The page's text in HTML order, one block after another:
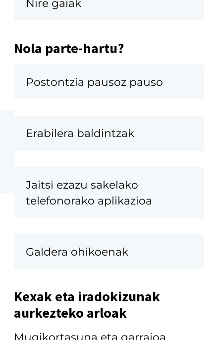
Nire gaiak
Nola parte-hartu?
Postontzia pausoz pauso
Erabilera baldintzak
Jaitsi ezazu sakelako
telefonorako aplikazioa
Galdera ohikoenak
Kexak eta iradokizunak
aurkezteko arloak
Mugikortasuna eta garraioa